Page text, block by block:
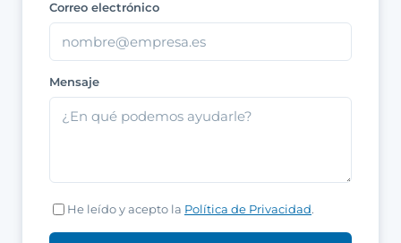
Correo electrónico
Mensaje
He leído y acepto la Política de Privacidad.